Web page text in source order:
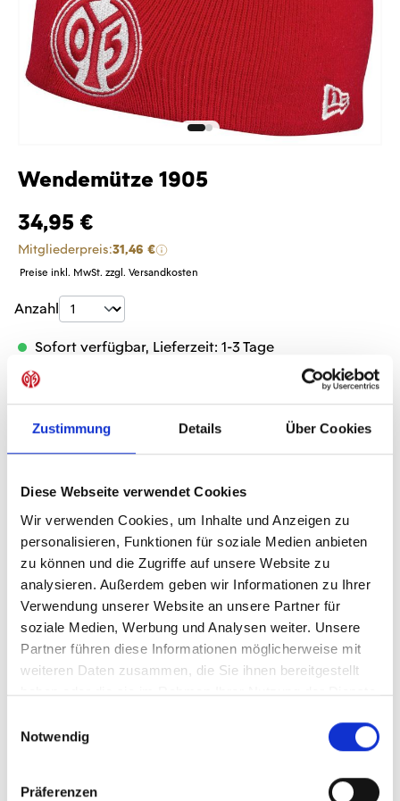
Zustimmung Details Über Cookies
Diese Webseite verwendet Cookies
Wir verwenden Cookies, um Inhalte und Anzeigen zu
personalisieren, Funktionen für soziale Medien anbieten
zu können und die Zugriffe auf unsere Website zu
analysieren. Außerdem geben wir Informationen zu Ihrer
Verwendung unserer Website an unsere Partner für
soziale Medien, Werbung und Analysen weiter. Unsere
Partner führen diese Informationen möglicherweise mit
weiteren Daten zusammen, die Sie ihnen bereitgestellt
haben oder die sie im Rahmen Ihrer Nutzung der Dienste
Notwendig
Präferenzen
Wendemütze 1905
34,95 €
Mitgliederpreis:31,46 €
Preise inkl. MwSt. zzgl. Versandkosten
Produkt Anzahl: Gib den gewünschten
Anzahl
Sofort verfügbar, Lieferzeit: 1-3 Tage
Produktdetails
ÄHNLICHE PRODUKTE
Strickmütze 05er Nikolausmütze Logo